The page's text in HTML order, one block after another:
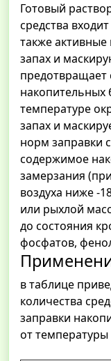
Готовый
средства
также
запах и
предотвращает
накопительных
температуре
запах и
норм
содержимое
замерзания
воздуха ниже -
или рыхлой
до состояния
фосфатов,
в таблице
количества
заправки
от